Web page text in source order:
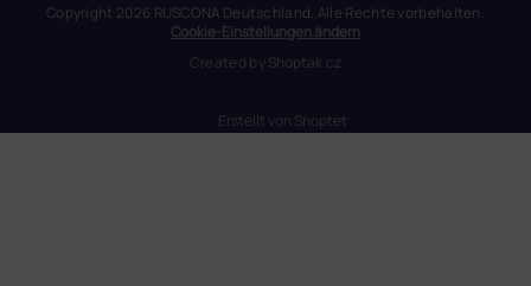
Erstellt von Shoptet
Copyright 2026 RUSCONA Deutschland. Alle Rechte vorbehalten.
Cookie-Einstellungen ändern
Created byShoptak.cz